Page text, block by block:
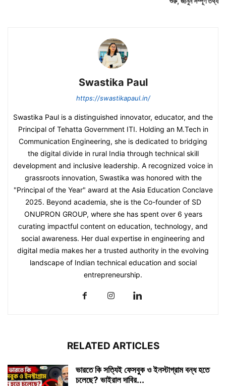
Swastika Paul
https://swastikapaul.in/
Swastika Paul is a distinguished innovator, educator, and the
Principal of Tehatta Government ITI. Holding an M.Tech in
Communication Engineering, she is dedicated to bridging
the digital divide in rural India through technical skill
development and inclusive leadership. A recognized voice in
grassroots innovation, Swastika was honored with the
"Principal of the Year" award at the Asia Education Conclave
2025. Beyond academia, she is the Co-founder of SD
ONUPRON GROUP, where she has spent over 6 years
curating impactful content on education, technology, and
social awareness. Her dual expertise in engineering and
digital media makes her a trusted authority in the evolving
landscape of Indian technical education and social
entrepreneurship.
RELATED ARTICLES
ভারতে কি সত্যিই ফেসবুক ও ইনস্টাগ্রাম বন্ধ হতে
চলেছে? ভাইরাল দাবির...